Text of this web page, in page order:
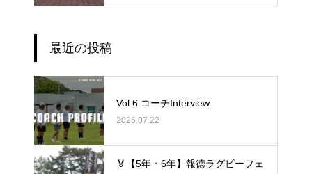
最近の投稿
Vol.6 コーチInterview
2026.07.22
🏅【5年・6年】報徳ラグビーフェ